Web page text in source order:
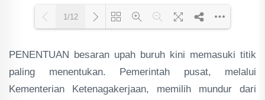
Loading PDF 69% ...
1/12
PENENTUAN besaran upah buruh kini memasuki titik
paling menentukan. Pemerintah pusat, melalui
Kementerian Ketenagakerjaan, memilih mundur dari